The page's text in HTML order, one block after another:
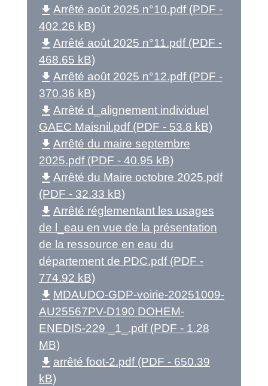
file_download Arrêté août 2025 n°10.pdf (PDF -
402.26 kB)
file_download Arrêté août 2025 n°11.pdf (PDF -
468.65 kB)
file_download Arrêté août 2025 n°12.pdf (PDF -
370.36 kB)
file_download Arrêté d_alignement individuel
GAEC Maisnil.pdf (PDF - 53.8 kB)
file_download Arrêté du maire septembre
2025.pdf (PDF - 40.95 kB)
file_download Arrêté du Maire octobre 2025.pdf
(PDF - 32.33 kB)
file_download Arrêté réglementant les usages
de l_eau en vue de la présentation
de la ressource en eau du
département de PDC.pdf (PDF -
774.92 kB)
file_download MDAUDO-GDP-voirie-20251009-
AU25567PV-D190 DOHEM-
ENEDIS-229 _1_.pdf (PDF - 1.28
MB)
file_download arrêté foot-2.pdf (PDF - 650.39
kB)